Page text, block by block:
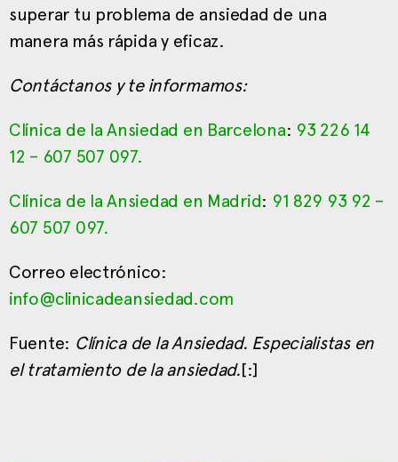
superar tu problema de ansiedad de una
manera más rápida y eficaz.
Contáctanos y te informamos:
Clínica de la Ansiedad en Barcelona: 93 226 14
12 – 607 507 097.
Clínica de la Ansiedad en Madrid: 91 829 93 92 –
607 507 097.
Correo electrónico:
info@clinicadeansiedad.com
Fuente: Clínica de la Ansiedad. Especialistas en
el tratamiento de la ansiedad.[:]